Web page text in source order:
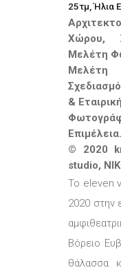
25τμ, Ήλια
Χώρου,
Μελέτη
&
Επιμέλεια.
© 2020
studio,
To eleven
2020 στην
Βόρειο
θάλασσα